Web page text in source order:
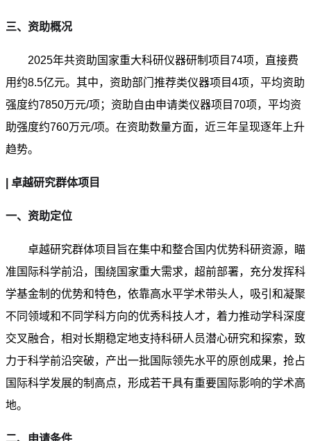
三、资助概况
2025年共资助国家重大科研仪器研制项目74项，直接费
用约8.5亿元。其中，资助部门推荐类仪器项目4项，平均资助
强度约7850万元/项；资助自由申请类仪器项目70项，平均资
助强度约760万元/项。在资助数量方面，近三年呈现逐年上升
趋势。
| 卓越研究群体项目
一、资助定位
卓越研究群体项目旨在集中和整合国内优势科研资源，瞄
准国际科学前沿，围绕国家重大需求，超前部署，充分发挥科
学基金制的优势和特色，依靠高水平学术带头人，吸引和凝聚
不同领域和不同学科方向的优秀科技人才，着力推动学科深度
交叉融合，相对长期稳定地支持科研人员潜心研究和探索，致
力于科学前沿突破，产出一批国际领先水平的原创成果，抢占
国际科学发展的制高点，形成若干具有重要国际影响的学术高
地。
二、申请条件